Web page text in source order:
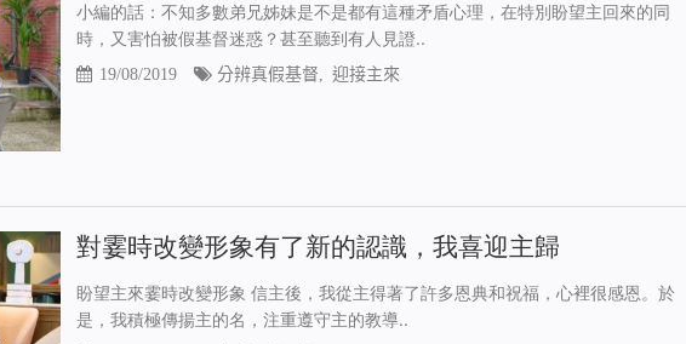
小編的話：不知多數弟兄姊妹是不是都有這種矛盾心理，在特別盼望主回來的同
時，又害怕被假基督迷惑？甚至聽到有人見證..
19/08/2019 分辨真假基督 迎接主來
對霎時改變形象有了新的認識，我喜迎主歸
盼望主來霎時改變形象 信主後，我從主得著了許多恩典和祝福，心裡很感恩。於
是，我積極傳揚主的名，注重遵守主的教導..